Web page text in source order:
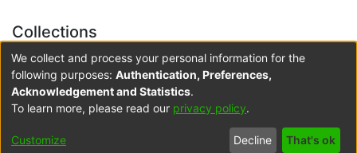
Collections
Licenciatura en Español y Lenguas Extranjeras
Full item page
Cookie
End User
Send
We collect and process your personal information for the
following purposes: Authentication, Preferences,
Acknowledgement and Statistics.
To learn more, please read our privacy policy.
Customize Decline That's ok